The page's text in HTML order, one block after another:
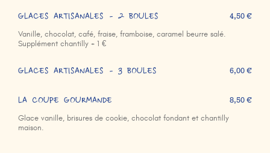
GLACES ARTISANALES - 2 BOULES
Vanille, chocolat, café, fraise, framboise, caramel beurre salé.
Supplément chantilly + 1 €
4,50 €
GLACES ARTISANALES - 3 BOULES 6,00 €
LA COUPE GOURMANDE
Glace vanille, brisures de cookie, chocolat fondant et chantilly
maison.
8,50 €